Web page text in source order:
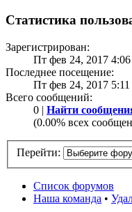
Статистика
Зарегистрирован:
Пт фев 24, 2017 4:06
Последнее посещение:
Пт фев 24, 2017 5:11
Всего сообщений:
0 | Найти
(0.00% всех
Перейти:
Список форумов
Наша команда •